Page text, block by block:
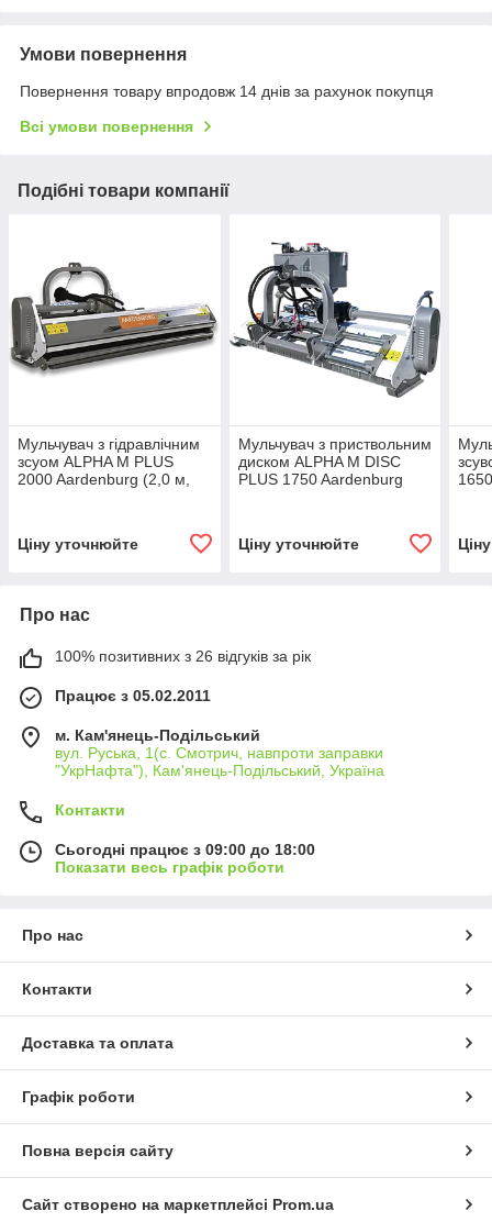
Умови повернення
Повернення товару впродовж 14 днів за рахунок покупця
Всі умови повернення
Подібні товари компанії
Мульчувач з гідравлічним
зсуом ALPHA M PLUS
2000 Aardenburg (2,0 м,
Ціну уточнюйте
Мульчувач з приствольним
диском ALPHA M DISC
PLUS 1750 Aardenburg
Ціну уточнюйте
Про нас
100% позитивних з 26 відгуків за рік
Працює з 05.02.2011
м. Кам'янець-Подільський
вул. Руська, 1(с. Смотрич, навпроти заправки
"УкрНафта"), Кам'янець-Подільський, Україна
Контакти
Сьогодні працює з 09:00 до 18:00
Показати весь графік роботи
Про нас
Контакти
Доставка та оплата
Графік роботи
Повна версія сайту
Сайт створено на маркетплейсі Prom.ua